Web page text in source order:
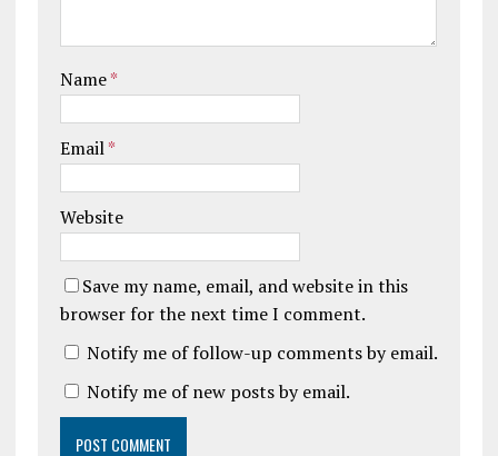
Name*
Email*
Website
Save my name, email, and website in this
browser for the next time I comment.
Notify me of follow-up comments by email.
Notify me of new posts by email.